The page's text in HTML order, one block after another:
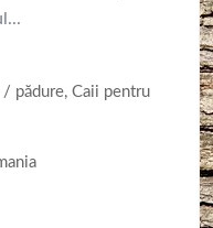
/ pădure, Caii pentru